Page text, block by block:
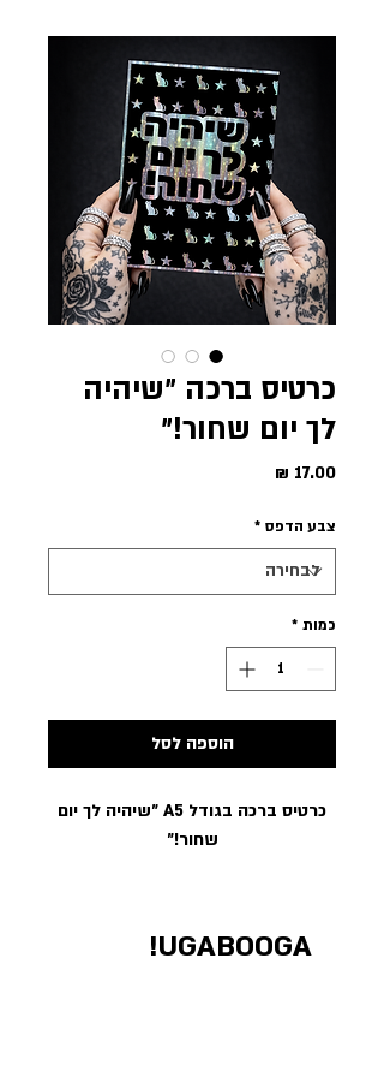
כרטיס ברכה ״שיהיה
לך יום שחור!״
צבע הדפס *
כמות *
הוספה לסל
כרטיס ברכה בגודל A5 ״שיהיה לך יום
שחור!״
UGABOOGA!